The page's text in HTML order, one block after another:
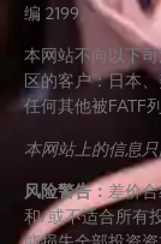
编 2199。
本网站不向以下
区的客户：日本
任何其他被FATF
本网站上的信息
风险警告： 差价
和/或不适合所有